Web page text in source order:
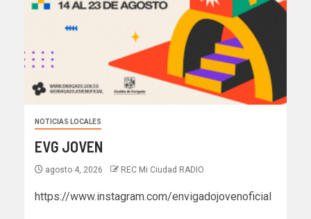
NOTICIAS LOCALES
EVG JOVEN
agosto 4, 2026 REC Mi Ciudad RADIO
https://www.instagram.com/envigadojovenoficial